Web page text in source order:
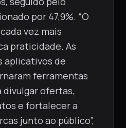
por 47,9%. “O
vez mais
praticidade. As
aplicativos de
ferramentas
ofertas,
e fortalecer a
junto ao público”,